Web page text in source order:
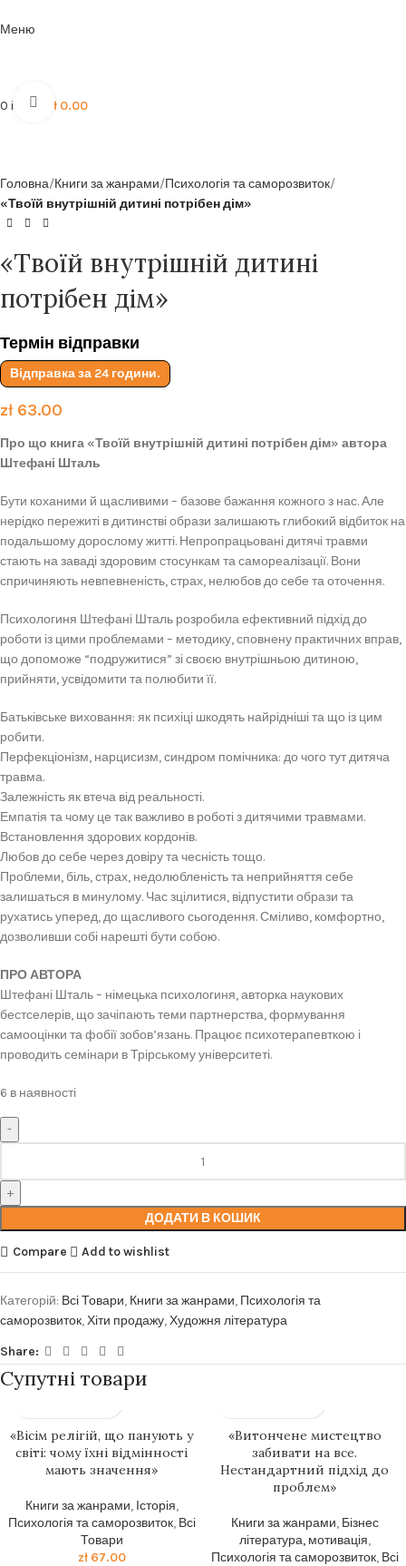
Меню
0 items zł 0.00
Click to enlarge
Головна Книги за жанрами Психологія та саморозвиток
«Твоїй внутрішній дитині потрібен дім»
«Твоїй внутрішній дитині
потрібен дім»
Термін відправки
Відправка за 24 години.
zł63.00
Про що книга «Твоїй внутрішній дитині потрібен дім» автора
Штефані Шталь
Бути коханими й щасливими – базове бажання кожного з нас. Але
нерідко пережиті в дитинстві образи залишають глибокий відбиток на
подальшому дорослому житті. Непропрацьовані дитячі травми
стають на заваді здоровим стосункам та самореалізації. Вони
спричиняють невпевненість, страх, нелюбов до себе та оточення.
Психологиня Штефані Шталь розробила ефективний підхід до
роботи із цими проблемами – методику, сповнену практичних вправ,
що допоможе “подружитися” зі своєю внутрішньою дитиною,
прийняти, усвідомити та полюбити її.
Батьківське виховання: як психіці шкодять найрідніші та що із цим
робити.
Перфекціонізм, нарцисизм, синдром помічника: до чого тут дитяча
травма.
Залежність як втеча від реальності.
Емпатія та чому це так важливо в роботі з дитячими травмами.
Встановлення здорових кордонів.
Любов до себе через довіру та чесність тощо.
Проблеми, біль, страх, недолюбленість та неприйняття себе
залишаться в минулому. Час зцілитися, відпустити образи та
рухатись уперед, до щасливого сьогодення. Сміливо, комфортно,
дозволивши собі нарешті бути собою.
ПРО АВТОРА
Штефані Шталь – німецька психологиня, авторка наукових
бестселерів, що зачіпають теми партнерства, формування
самооцінки та фобії зобов’язань. Працює психотерапевткою і
проводить семінари в Трірському університеті.
6 в наявності
ДОДАТИ В КОШИК
Compare Add to wishlist
Категорій: Всі Товари, Книги за жанрами, Психологія та
саморозвиток,Хіти продажу,Художня література
Share:
Супутні товари
«Вісім релігій, що панують у
світі: чому їхні відмінності
мають значення»
Книги за жанрами, Історія,
Психологія та саморозвиток, Всі
Товари
zł67.00
«Витончене мистецтво
забивати на все.
Нестандартний підхід до
проблем»
Книги за жанрами, Бізнес
література, мотивація,
Психологія та саморозвиток, Всі